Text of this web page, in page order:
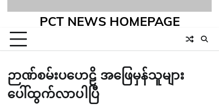
PCT NEWS HOMEPAGE
ဉာဏ်စမ်းပဟေဠိ အဖြေမှန်သူများ
ပေါ်ထွက်လာပါပြီ